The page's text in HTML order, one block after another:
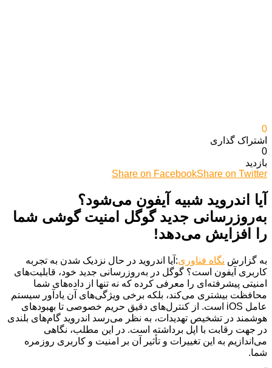
0
اشتراک گذاری‌
0
بازدید
Share on FacebookShare on Twitter
آیا اندروید شبیه آیفون می‌شود؟
به‌روزرسانی جدید گوگل امنیت گوشی شما
را افزایش می‌دهد!
به گزارش نگاه فناوری:آیا اندروید در حال نزدیک شدن به تجربه
کاربری آیفون است؟ گوگل در به‌روزرسانی جدید خود، قابلیت‌های
امنیتی پیشرفته‌ای را معرفی کرده که نه تنها از داده‌های شما
محافظت بیشتری می‌کند، بلکه برخی ویژگی‌های آن یادآور سیستم
عامل iOS است. از کنترل‌های دقیق حریم خصوصی تا بهبودهای
هوشمند در تشخیص تهدیدات، به نظر می‌رسد اندروید گام‌های بلندی
در جهت رقابت با اپل برداشته است. در این مطلب، نگاهی
می‌اندازیم به این تغییرات و تأثیر آن بر امنیت و کاربری روزمره
شما.